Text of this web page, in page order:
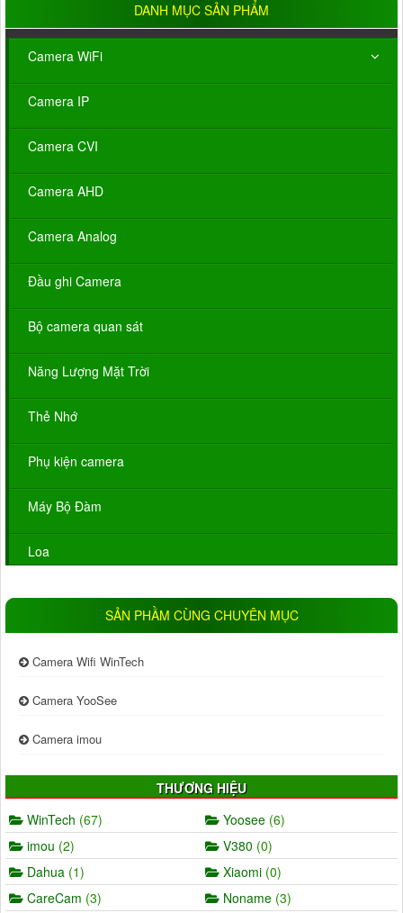
DANH MỤC SẢN PHẨM
Camera WiFi
Camera IP
Camera CVI
Camera AHD
Camera Analog
Đầu ghi Camera
Bộ camera quan sát
Năng Lượng Mặt Trời
Thẻ Nhớ
Phụ kiện camera
Máy Bộ Đàm
Loa
SẢN PHẦM CÙNG CHUYÊN MỤC
Camera Wifi WinTech
Camera YooSee
Camera imou
THƯƠNG HIỆU
WinTech (67) Yoosee (6)
imou (2) V380 (0)
Dahua (1) Xiaomi (0)
CareCam (3) Noname (3)